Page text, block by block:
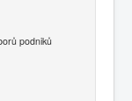
podniků